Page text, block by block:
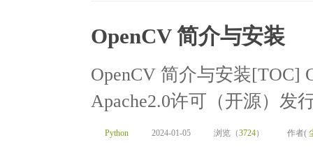
OpenCV 简介与安装
OpenCV 简介与安装[TOC]
Apache2.0许可（开源）发
Python 2024-01-05 浏览（3724） 作者(